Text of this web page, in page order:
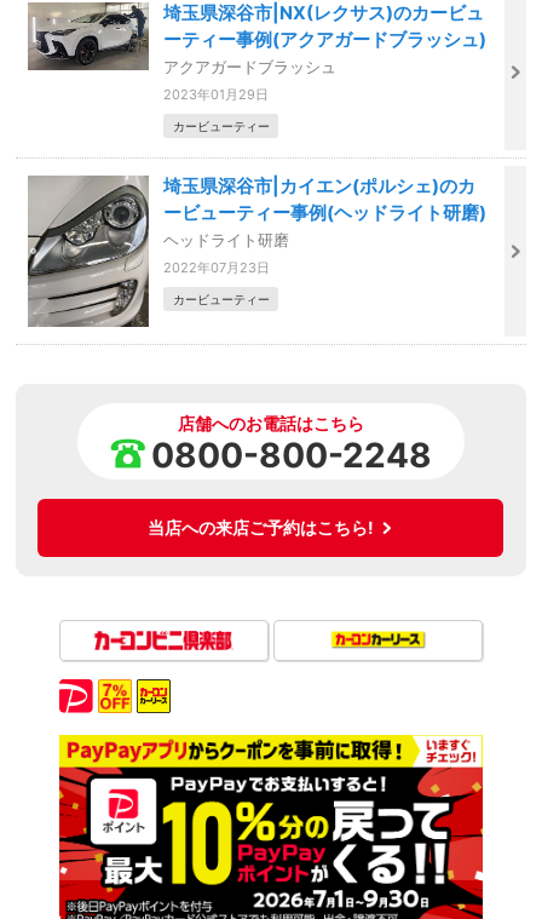
埼玉県深谷市|NX(レクサス)のカービュ
ーティー事例(アクアガードブラッシュ)
アクアガードブラッシュ
2023年01月29日
カービューティー
埼玉県深谷市|カイエン(ポルシェ)のカ
ービューティー事例(ヘッドライト研磨)
ヘッドライト研磨
2022年07月23日
カービューティー
店舗へのお電話はこちら
0800-800-2248
当店への来店ご予約はこちら!